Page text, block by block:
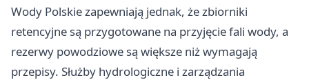
Wody Polskie zapewniają jednak, że zbiorniki
retencyjne są przygotowane na przyjęcie fali wody, a
rezerwy powodziowe są większe niż wymagają
przepisy. Służby hydrologiczne i zarządzania